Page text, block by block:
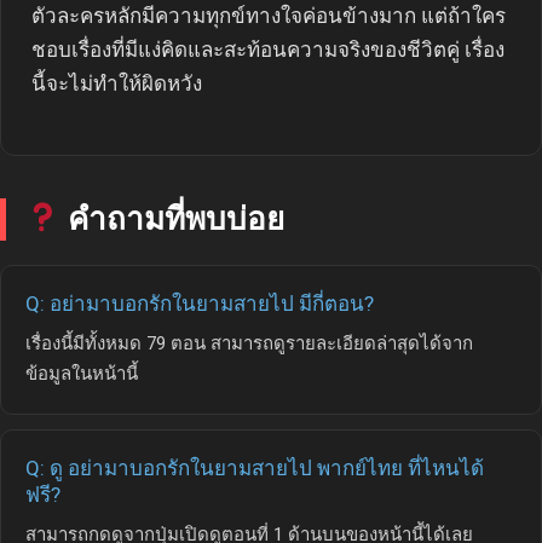
ตัวละครหลักมีความทุกข์ทางใจค่อนข้างมาก แต่ถ้าใคร
ชอบเรื่องที่มีแง่คิดและสะท้อนความจริงของชีวิตคู่ เรื่อง
นี้จะไม่ทำให้ผิดหวัง
คำถามที่พบบ่อย
Q: อย่ามาบอกรักในยามสายไป มีกี่ตอน?
เรื่องนี้มีทั้งหมด 79 ตอน สามารถดูรายละเอียดล่าสุดได้จาก
ข้อมูลในหน้านี้
Q: ดู อย่ามาบอกรักในยามสายไป พากย์ไทย ที่ไหนได้
ฟรี?
สามารถกดดูจากปุ่มเปิดดูตอนที่ 1 ด้านบนของหน้านี้ได้เลย